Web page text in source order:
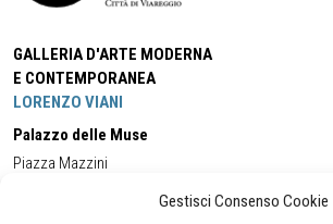
Gestisci Consenso Cookie
GALLERIA D'ARTE MODERNA
E CONTEMPORANEA
LORENZO VIANI
Palazzo delle Muse
Piazza Mazzini
Cell:+39 338 5714978 (orario